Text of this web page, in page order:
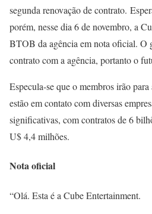
segunda renovação de contrato.
porém, nesse dia 6 de novembro, a
BTOB da agência em nota oficial. O
contrato com a agência, portanto o
Especula-se que o membros irão
estão em contato com diversas
significativas, com contratos de 6
U$ 4,4 milhões.
Nota oficial
“Olá. Esta é a Cube Entertainment.